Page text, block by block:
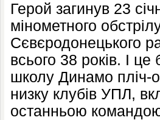
Герой загинув 23
мінометного
Сєвєродонецького
всього 38 років. І
школу Динамо пліч-
низку клубів УПЛ,
останньою